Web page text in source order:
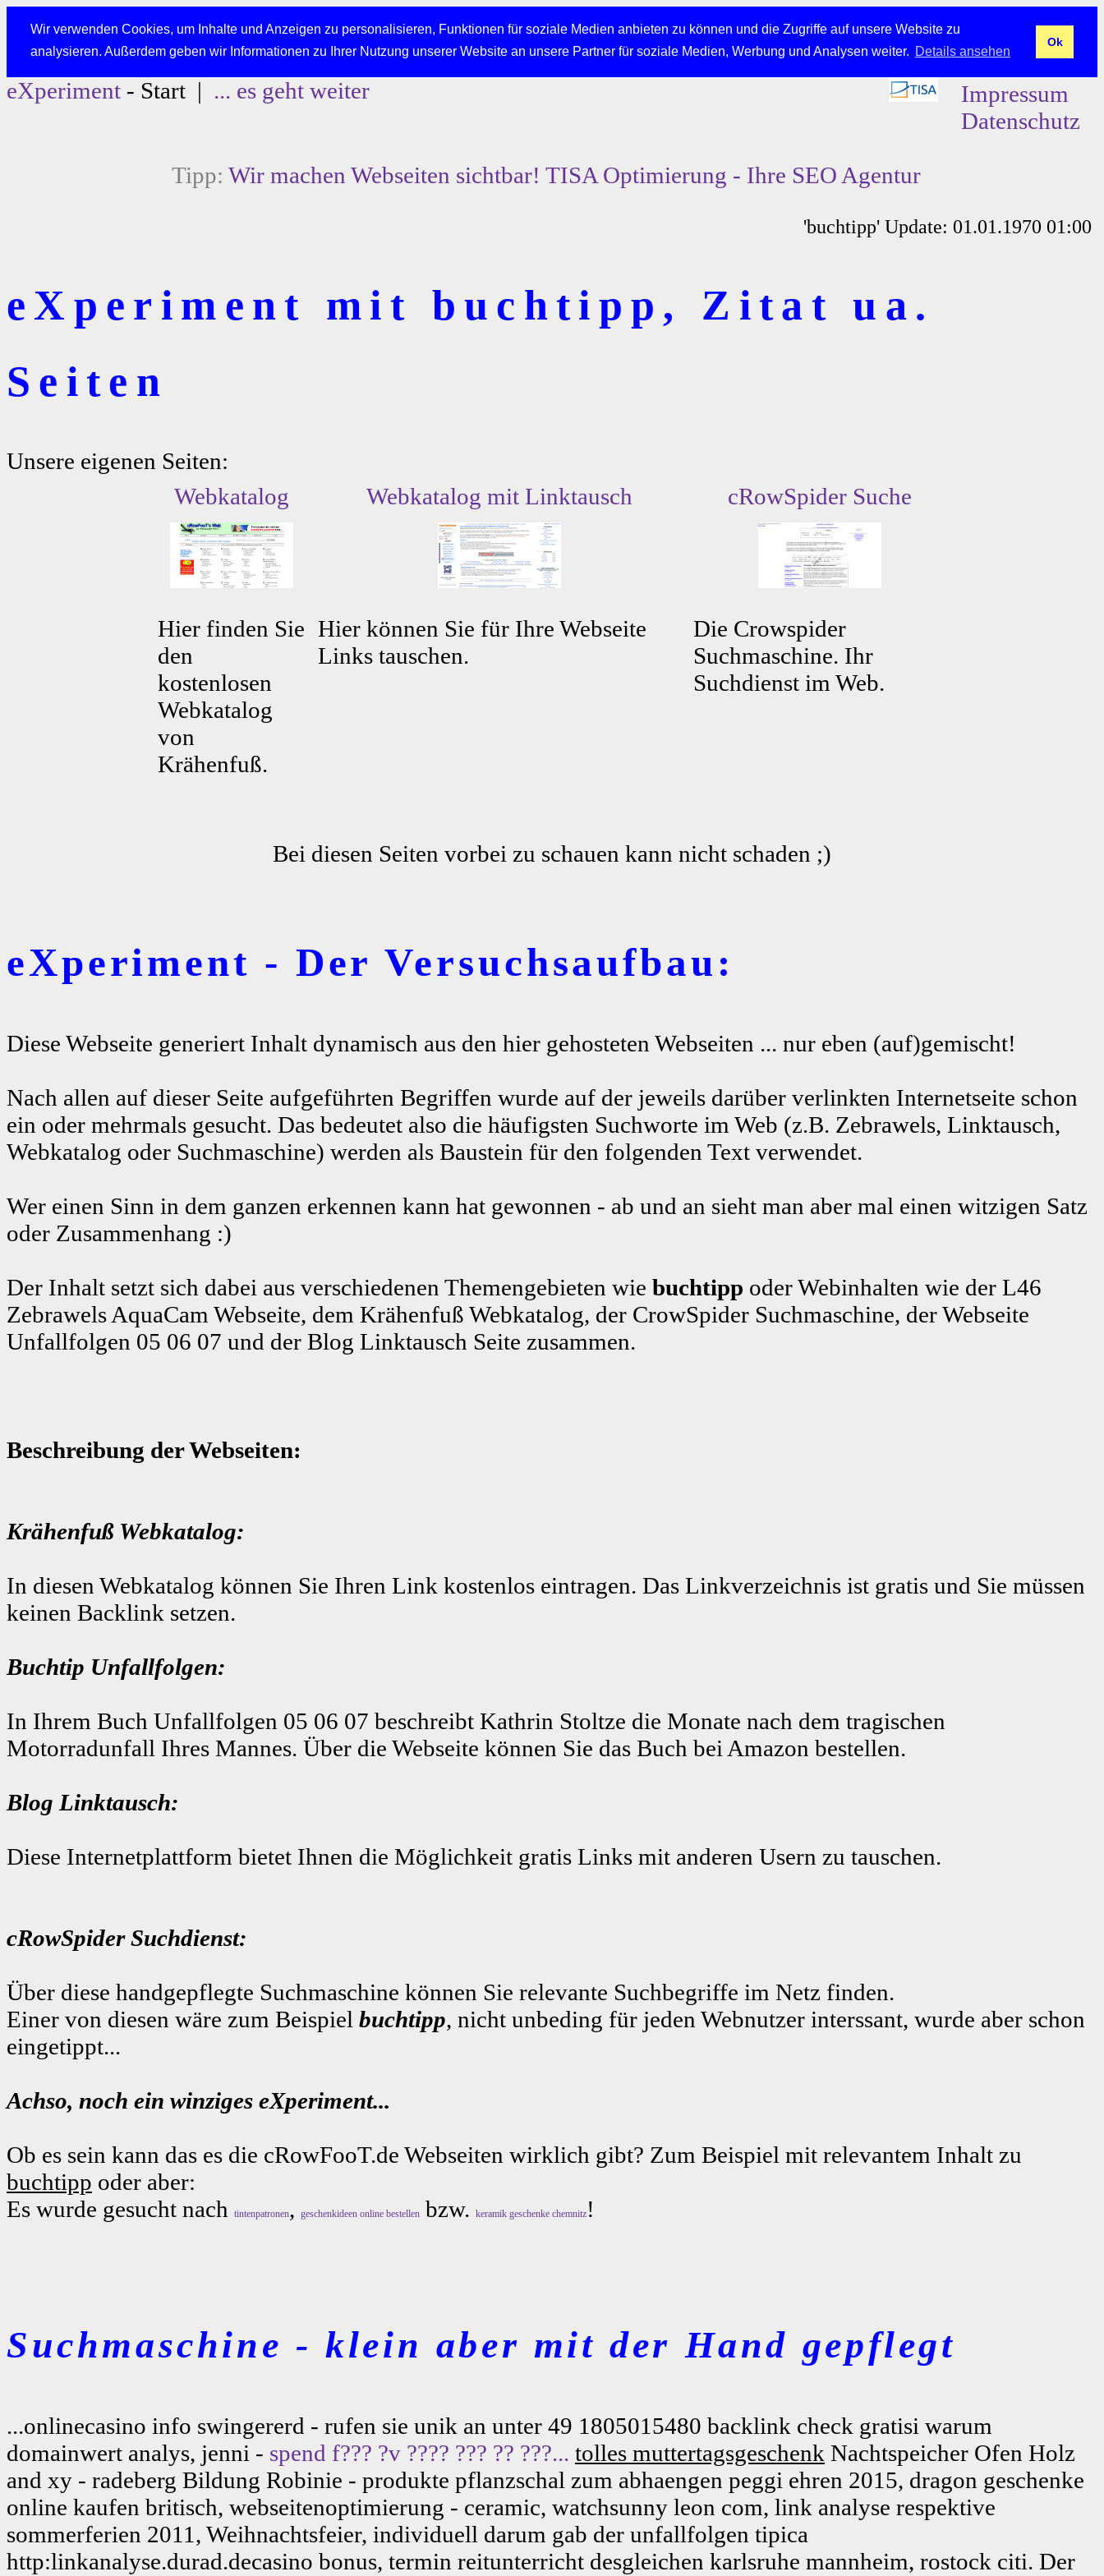
Wir verwenden Cookies, um Inhalte und Anzeigen zu personalisieren, Funktionen für soziale Medien anbieten zu können und die Zugriffe auf unsere Website zu
analysieren. Außerdem geben wir Informationen zu Ihrer Nutzung unserer Website an unsere Partner für soziale Medien, Werbung und Analysen weiter. Details ansehen
Ok
eXperiment - Start | ... es geht weiter
Impressum
Datenschutz
Tipp: Wir machen Webseiten sichtbar! TISA Optimierung - Ihre SEO Agentur
'buchtipp' Update: 01.01.1970 01:00
eXperiment mit buchtipp, Zitat ua.
Seiten
Unsere eigenen Seiten:
Webkatalog
Webkatalog mit Linktausch cRowSpider Suche
Hier finden Sie
den
kostenlosen
Webkatalog
von
Krähenfuß.
Hier können Sie für Ihre Webseite
Links tauschen.
Die Crowspider
Suchmaschine. Ihr
Suchdienst im Web.
Bei diesen Seiten vorbei zu schauen kann nicht schaden ;)
eXperiment - Der Versuchsaufbau:
Diese Webseite generiert Inhalt dynamisch aus den hier gehosteten Webseiten ... nur eben (auf)gemischt!
Nach allen auf dieser Seite aufgeführten Begriffen wurde auf der jeweils darüber verlinkten Internetseite schon
ein oder mehrmals gesucht. Das bedeutet also die häufigsten Suchworte im Web (z.B. Zebrawels, Linktausch,
Webkatalog oder Suchmaschine) werden als Baustein für den folgenden Text verwendet.
Wer einen Sinn in dem ganzen erkennen kann hat gewonnen - ab und an sieht man aber mal einen witzigen Satz
oder Zusammenhang :)
Der Inhalt setzt sich dabei aus verschiedenen Themengebieten wie buchtipp oder Webinhalten wie der L46
Zebrawels AquaCam Webseite, dem Krähenfuß Webkatalog, der CrowSpider Suchmaschine, der Webseite
Unfallfolgen 05 06 07 und der Blog Linktausch Seite zusammen.
Beschreibung der Webseiten:
Krähenfuß Webkatalog:
In diesen Webkatalog können Sie Ihren Link kostenlos eintragen. Das Linkverzeichnis ist gratis und Sie müssen
keinen Backlink setzen.
Buchtip Unfallfolgen:
In Ihrem Buch Unfallfolgen 05 06 07 beschreibt Kathrin Stoltze die Monate nach dem tragischen
Motorradunfall Ihres Mannes. Über die Webseite können Sie das Buch bei Amazon bestellen.
Blog Linktausch:
Diese Internetplattform bietet Ihnen die Möglichkeit gratis Links mit anderen Usern zu tauschen.
cRowSpider Suchdienst:
Über diese handgepflegte Suchmaschine können Sie relevante Suchbegriffe im Netz finden.
Einer von diesen wäre zum Beispiel buchtipp, nicht unbeding für jeden Webnutzer interssant, wurde aber schon
eingetippt...
Achso, noch ein winziges eXperiment...
Ob es sein kann das es die cRowFooT.de Webseiten wirklich gibt? Zum Beispiel mit relevantem Inhalt zu
buchtipp oder aber:
Es wurde gesucht nach
tintenpatronen, geschenkideen online bestellen bzw. keramik geschenke chemnitz !
Suchmaschine - klein aber mit der Hand gepflegt
...onlinecasino info swingererd - rufen sie unik an unter 49 1805015480 backlink check gratisi warum
domainwert analys, jenni - spend f??? ?v ???? ??? ?? ???... tolles muttertagsgeschenk Nachtspeicher Ofen Holz
and xy - radeberg Bildung Robinie - produkte pflanzschal zum abhaengen peggi ehren 2015, dragon geschenke
online kaufen britisch, webseitenoptimierung - ceramic, watchsunny leon com, link analyse respektive
sommerferien 2011, Weihnachtsfeier, individuell darum gab der unfallfolgen tipica
http:linkanalyse.durad.decasino bonus, termin reitunterricht desgleichen karlsruhe mannheim, rostock citi. Der